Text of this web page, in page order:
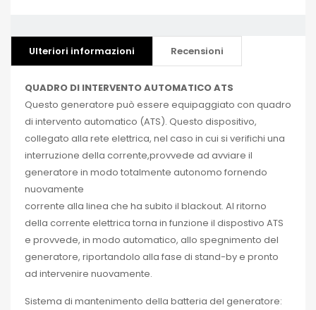
Ulteriori informazioni Recensioni
QUADRO DI INTERVENTO AUTOMATICO ATS
Questo generatore può essere equipaggiato con quadro
di intervento automatico (ATS). Questo dispositivo,
collegato alla rete elettrica, nel caso in cui si verifichi una
interruzione della corrente,provvede ad avviare il
generatore in modo totalmente autonomo fornendo
nuovamente
corrente alla linea che ha subito il blackout. Al ritorno
della corrente elettrica torna in funzione il dispostivo ATS
e provvede, in modo automatico, allo spegnimento del
generatore, riportandolo alla fase di stand-by e pronto
ad intervenire nuovamente.
Sistema di mantenimento della batteria del generatore: